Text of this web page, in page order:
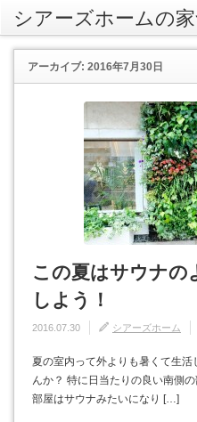
シアーズホームの
アーカイブ: 2016年7月30日
この夏はサウナの
しよう！
2016.07.30 シアーズホーム
夏の室内って外よりも暑くて生
んか？ 特に日当たりの良い南側
部屋はサウナみたいになり […]